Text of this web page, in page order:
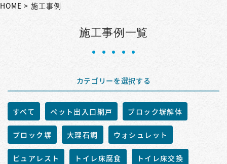
HOME 施工事例
施工事例一覧
カテゴリーを選択する
すべて ペット出入口網戸 ブロック塀解体
ブロック塀 大理石調 ウォシュレット
ピュアレスト トイレ床腐食 トイレ床交換